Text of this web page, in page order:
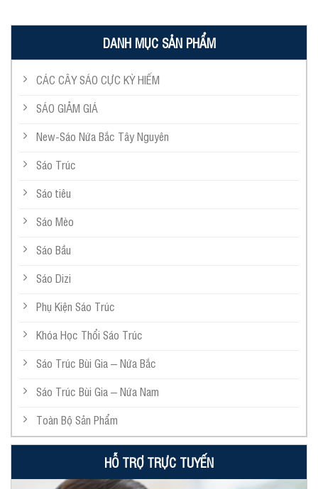
DANH MỤC SẢN PHẨM
CÁC CÂY SÁO CỰC KỲ HIẾM
SÁO GIẢM GIÁ
New-Sáo Nứa Bắc Tây Nguyên
Sáo Trúc
Sáo tiêu
Sáo Mèo
Sáo Bầu
Sáo Dizi
Phụ Kiện Sáo Trúc
Khóa Học Thổi Sáo Trúc
Sáo Trúc Bùi Gia – Nứa Bắc
Sáo Trúc Bùi Gia – Nứa Nam
Toàn Bộ Sản Phẩm
HỖ TRỢ TRỰC TUYẾN